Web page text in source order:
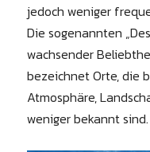
jedoch weniger
Die sogenannten
wachsender
bezeichnet Orte, die
Atmosphäre,
weniger bekannt sind.